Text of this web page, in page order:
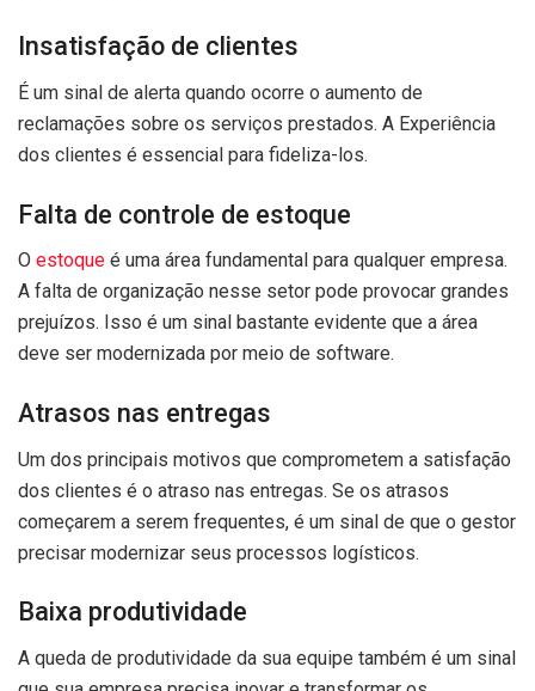
Insatisfação de clientes
É um sinal de alerta quando ocorre o aumento de
reclamações sobre os serviços prestados. A Experiência
dos clientes é essencial para fideliza-los.
Falta de controle de estoque
O estoque é uma área fundamental para qualquer empresa.
A falta de organização nesse setor pode provocar grandes
prejuízos. Isso é um sinal bastante evidente que a área
deve ser modernizada por meio de software.
Atrasos nas entregas
Um dos principais motivos que comprometem a satisfação
dos clientes é o atraso nas entregas. Se os atrasos
começarem a serem frequentes, é um sinal de que o gestor
precisar modernizar seus processos logísticos.
Baixa produtividade
A queda de produtividade da sua equipe também é um sinal